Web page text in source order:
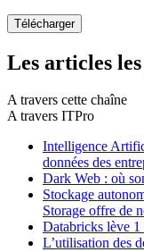
Les articles
A travers cette chaîne
A travers ITPro
Intelligence
données des
Dark Web : où
Stockage
Storage offre de
Databricks lève
L’utilisation des